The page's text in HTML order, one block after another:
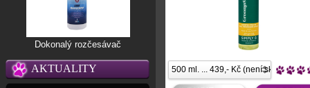
Dokonalý rozčesávač
AKTUALITY